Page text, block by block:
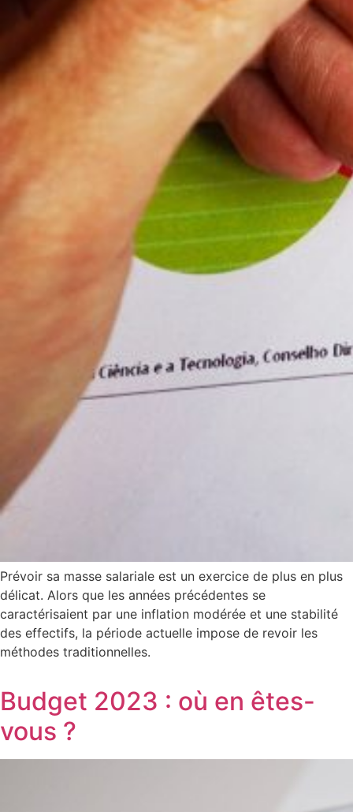
Prévoir sa masse salariale est un exercice de plus en plus
délicat. Alors que les années précédentes se
caractérisaient par une inflation modérée et une stabilité
des effectifs, la période actuelle impose de revoir les
méthodes traditionnelles.
Budget 2023 : où en êtes-
vous ?